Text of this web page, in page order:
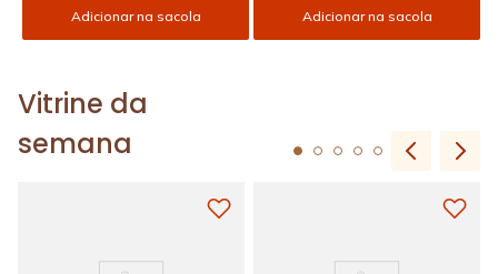
Adicionar na sacola Adicionar na sacola
Vitrine da
semana